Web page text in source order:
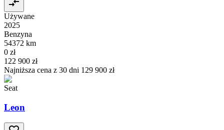
Używane
2025
Benzyna
54372 km
0 zł
122 900 zł
Najniższa cena z 30 dni 129 900 zł
Seat
Leon